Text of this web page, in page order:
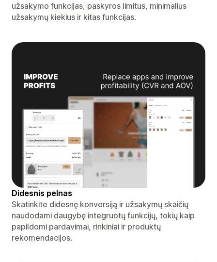
užsakymo funkcijas, paskyros limitus, minimalius
užsakymų kiekius ir kitas funkcijas.
Didesnis pelnas
Skatinkite didesnę konversiją ir užsakymų skaičių
naudodami daugybę integruotų funkcijų, tokių kaip
papildomi pardavimai, rinkiniai ir produktų
rekomendacijos.